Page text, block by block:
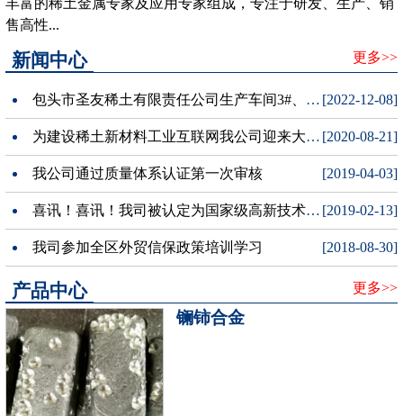
丰富的稀土金属专家及应用专家组成，专注于研发、生产、销
售高性...
更多>>
新闻中心
[2022-12-08]
包头市圣友稀土有限责任公司生产车间3#、宿舍楼项目公示牌
[2020-08-21]
为建设稀土新材料工业互联网我公司迎来大数据局领导调研
[2019-04-03]
我公司通过质量体系认证第一次审核
[2019-02-13]
喜讯！喜讯！我司被认定为国家级高新技术企业
[2018-08-30]
我司参加全区外贸信保政策培训学习
更多>>
产品中心
镧铈合金